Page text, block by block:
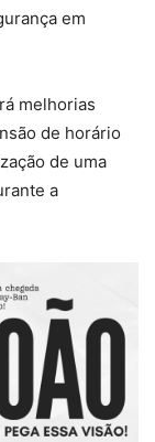
em
melhorias
de horário
de uma
a